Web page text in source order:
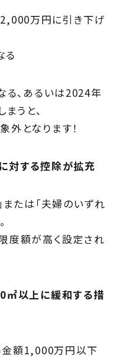
万円に引き下げ
る
、あるいは2024年
うと、
外となります！
対する控除が拡充
たは「夫婦のいずれ
度額が高く設定され
以上に緩和する措
額1,000万円以下